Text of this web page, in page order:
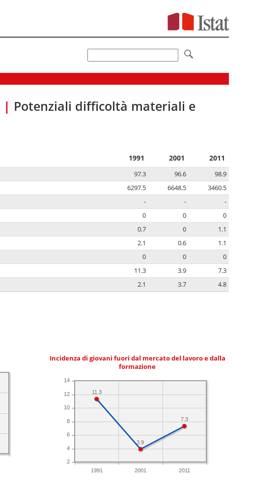
| Potenziali difficoltà materiali e
1991 2001 2011
97.3 96.6
98.9
6297.5 6648.5
3460.5
- -
-
0 0
0
0.7 0
1.1
2.1 0.6
1.1
0 0
0
11.3 3.9
7.3
2.1 3.7 4.8
Incidenza di giovani fuori dal mercato del lavoro e dalla
formazione
1991 2001 2011
2
4
6
8
10
12
14
7.3
3.9
11.3